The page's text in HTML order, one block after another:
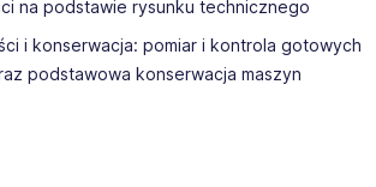
na podstawie rysunku technicznego
i konserwacja: pomiar i kontrola gotowych
podstawowa konserwacja maszyn